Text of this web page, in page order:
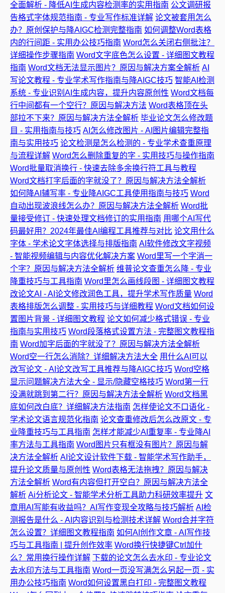
全面解析 - 降低AI生成内容检测率的实用指南 公文调研报
告格式字体规范指南 - 专业写作标准详解 论文被套用怎么
办？原创保护与降AIGC检测完整指南 如何调整Word表格
内的行间距 - 实用办公技巧指南 Word怎么关闭右侧批注？
详细操作步骤指南 Word文字底色怎么设置 - 详细图文教程
指南 Word文档无法显示图片？原因与解决方案全解析 AI
写论文教程 - 专业学术写作指南与降AIGC技巧 智能AI检测
系统 - 专业识别AI生成内容，提升内容原创性 Word文档每
行中间都有一个空行？原因与解决方法 Word表格顶在头
部拉不下来？原因与解决方法全解析 毕业论文怎么修改题
目 - 实用指南与技巧 AI怎么修改图片 - AI图片编辑完整指
南与实用技巧 论文检测是怎么检测的 - 专业学术查重原理
与流程详解 Word怎么删除重复的字 - 实用技巧与操作指南
Word批量取消换行 - 快速去除多余换行符工具与教程
Word文档打字后面的字就没了？原因与解决方法全解析
如何降AI辅写率 - 专业降AIGC工具使用指南与技巧 Word
自动出现波浪线怎么办？原因与解决方法全解析 Word批
量接受修订 - 快速处理文档修订的实用指南 用哪个AI写代
码最好用？2024年最佳AI编程工具推荐与对比 论文用什么
字体 - 学术论文字体选择与排版指南 AI软件修改文字视频
- 智能视频编辑与内容优化解决方案 Word里写一个字消一
个字？原因与解决方法全解析 维普论文查重怎么降 - 专业
降重技巧与工具指南 Word里怎么画线段图 - 详细图文教程
改论文AI - AI论文修改润色工具，提升学术写作质量 Word
表格排版怎么调整 - 实用技巧与详细教程 Word文档如何设
置图片背景 - 详细图文教程 论文如何减少格式错误 - 专业
指南与实用技巧 Word段落格式设置方法 - 完整图文教程指
南 Word加字后面的字就没了？原因与解决方法全解析
Word空一行怎么消除？详细解决方法大全 用什么AI可以
改写论文 - AI论文改写工具推荐与降AIGC技巧 Word空格
显示问题解决方法大全 - 显示/隐藏空格技巧 Word第一行
没满就跳到第二行？原因与解决方法全解析 Word文档黑
底如何改白底？详细解决方法指南 怎样使论文不口语化 -
学术论文语言规范化指南 论文查重修改后怎么改原文 - 专
业降重技巧与工具指南 怎样才能减少AI重复率 - 专业降AI
率方法与工具指南 Word图片只有框没有图片？原因与解
决方法全解析 AI论文设计软件下载 - 智能学术写作助手，
提升论文质量与原创性 Word表格无法拖拽？原因与解决
方法全解析 Word有内容但打开空白？原因与解决方法全
解析 Ai分析论文 - 智能学术分析工具助力科研效率提升 文
章用AI写能有收益吗？AI写作变现全攻略与技巧解析 AI检
测报告是什么 - AI内容识别与检测技术详解 Word合并字符
怎么设置？详细图文教程指南 如何AI创作文章 - AI写作技
巧与工具指南 | 提升创作效率 Word换行快捷键Ctrl加什
么？常用换行操作详解 下载的论文怎么去水印 - 专业论文
去水印方法与工具指南 Word一页没写满怎么另起一页 - 实
用办公技巧指南 Word如何设置黑白打印 - 完整图文教程